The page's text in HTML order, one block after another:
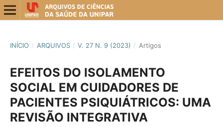
INÍCIO / ARQUIVOS / V. 27 N. 9 (2023) / Artigos
EFEITOS DO ISOLAMENTO
SOCIAL EM CUIDADORES DE
PACIENTES PSIQUIÁTRICOS: UMA
REVISÃO INTEGRATIVA